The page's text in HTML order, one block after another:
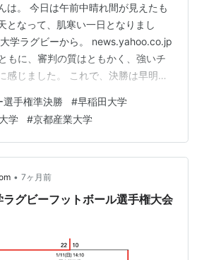
家、中退）
落語家、中退）
人）
人）
ト）
ト）
野球選手）
選手）
球選手）
ー選手）
は。 今日は午前中晴れ間が見えたも
となって、肌寒い一日となりまし
学ラグビーから。 news.yahoo.co.jp
もに、審判の質はともかく、強いチ
感じました。 これで、決勝は早明戦
は、最後の最後まで決着がつかない
したいところですが、結果やいか
は、この辺で。また、明日！
選手権準決勝 #早稲田大学
学 #京都産業大学
• 7ヶ月前
グビーフットボール選手権大会